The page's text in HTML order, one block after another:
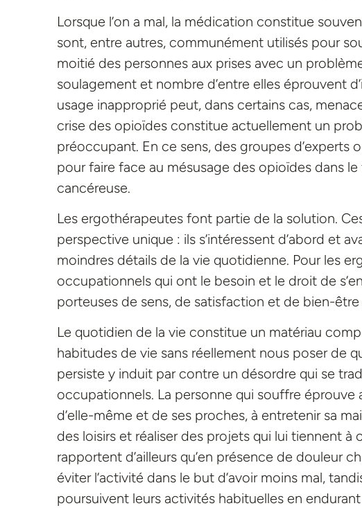
Lorsque l’on a mal, la médication constitue
sont, entre autres, communément utilisés pour
moitié des personnes aux prises avec un
soulagement et nombre d’entre elles éprouvent
usage inapproprié peut, dans certains cas,
crise des opioïdes constitue actuellement un
préoccupant. En ce sens, des groupes
pour faire face au mésusage des opioïdes dans
cancéreuse.
Les ergothérapeutes font partie de la solution.
perspective unique : ils s’intéressent d’abord et
moindres détails de la vie quotidienne. Pour les
occupationnels qui ont le besoin et le droit de
porteuses de sens, de satisfaction et de bien-
Le quotidien de la vie constitue un matériau
habitudes de vie sans réellement nous poser de
persiste y induit par contre un désordre qui se
occupationnels. La personne qui souffre éprouve
d’elle-même et de ses proches, à entretenir sa
des loisirs et réaliser des projets qui lui tiennent
rapportent d’ailleurs qu’en présence de douleur
éviter l’activité dans le but d’avoir moins mal,
poursuivent leurs activités habituelles en